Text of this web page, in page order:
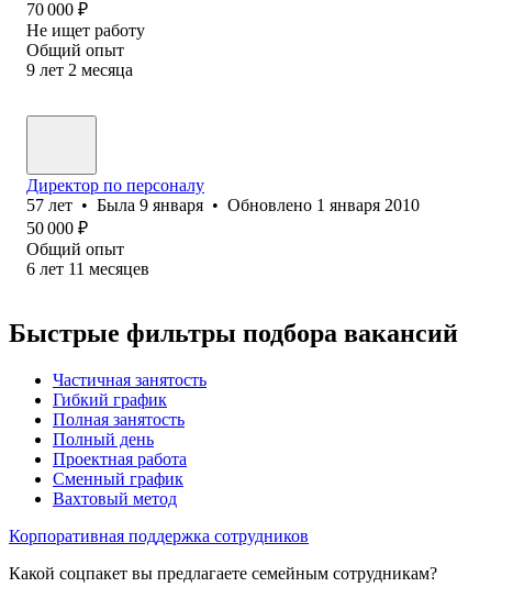
70 000 ₽
Не ищет работу
Общий опыт
9 лет 2 месяца
Директор по персоналу
57 лет • Была 9 января • Обновлено 1 января 2010
50 000 ₽
Общий опыт
6 лет 11 месяцев
Быстрые фильтры подбора вакансий
Частичная занятость
Гибкий график
Полная занятость
Полный день
Проектная работа
Сменный график
Вахтовый метод
Корпоративная поддержка сотрудников
Какой соцпакет вы предлагаете семейным сотрудникам?